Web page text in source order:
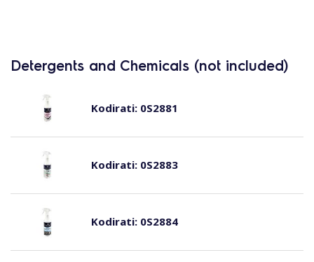
Detergents and Chemicals (not included)
Kodirati:0S2881
Kodirati:0S2883
Kodirati:0S2884